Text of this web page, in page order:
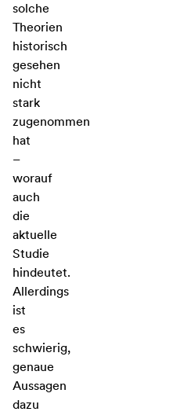
solche
Theorien
historisch
gesehen
nicht
stark
zugenommen
hat
–
worauf
auch
die
aktuelle
Studie
hindeutet.
Allerdings
ist
es
schwierig,
genaue
Aussagen
dazu